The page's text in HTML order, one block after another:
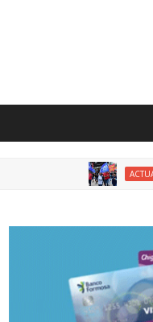
ACTUALIDAD